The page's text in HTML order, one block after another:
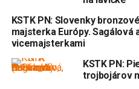
KSTK PN: Slovenky
majsterka Európy. Sagálová
vicemajsterkami
KSTK PN:
trojbojárov